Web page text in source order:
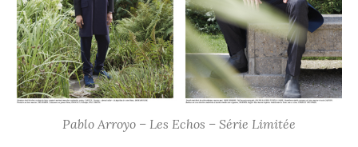
Pablo Arroyo – Les Echos – Série Limitée